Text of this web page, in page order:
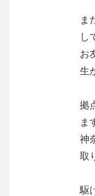
ま
し
お
生
拠
ま
神
取
駆